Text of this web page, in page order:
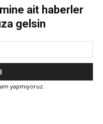
ait haberler
gelsin
yapmıyoruz.